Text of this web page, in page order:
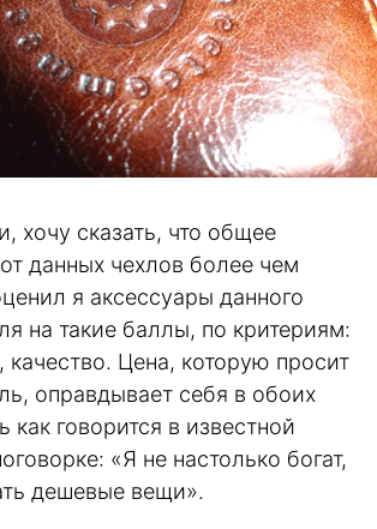
хочу сказать, что общее
данных чехлов более чем
я аксессуары данного
на такие баллы, по критериям:
качество. Цена, которую просит
оправдывает себя в обоих
как говорится в известной
«Я не настолько богат,
дешевые вещи».